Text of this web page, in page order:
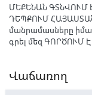
ՄԵՔԵՆԱՆ ԳՏՆՎՈՒՄ
ԴԵՊՔՈՒՄ
մանրամասները
գրել մեզ ԳՈՐԾՈՒՄ
Վաճառող